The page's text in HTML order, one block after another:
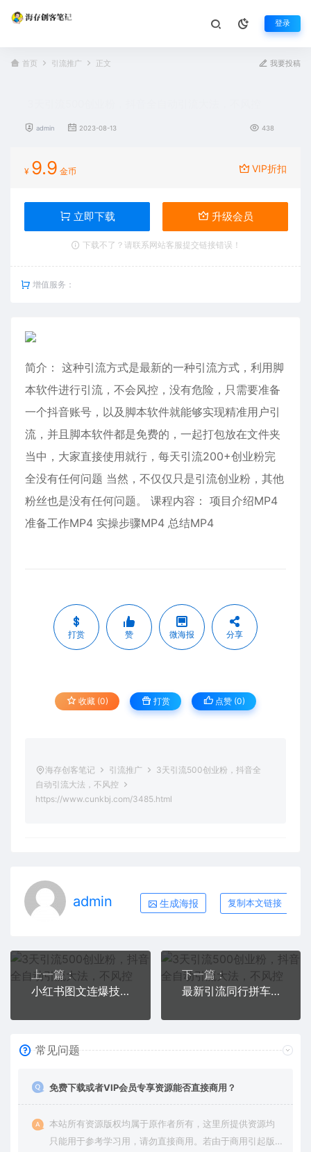
登录
首页 引流推广 正文 我要投稿
admin 2023-08-13 438
¥ 9.9 金币 VIP折扣
立即下载 升级会员
下载不了？请联系网站客服提交链接错误！
增值服务：
简介： 这种引流方式是最新的一种引流方式，利用脚
本软件进行引流，不会风控，没有危险，只需要准备
一个抖音账号，以及脚本软件就能够实现精准用户引
流，并且脚本软件都是免费的，一起打包放在文件夹
当中，大家直接使用就行，每天引流200+创业粉完
全没有任何问题 当然，不仅仅只是引流创业粉，其他
粉丝也是没有任何问题。 课程内容： 项目介绍MP4
准备工作MP4 实操步骤MP4 总结MP4
打赏 赞 微海报 分享
收藏 (0) 打赏 点赞 (0)
海存创客笔记 引流推广
3天引流500创业粉，抖音全
自动引流大法，不风控
https://www.cunkbj.com/3485.html
admin 生成海报 复制本文链接
上一篇：
小红书图文连爆技巧 适合矩阵操作 30秒制作一个原创图文
下一篇：
最新引流同行拼车群合伙拼车找博主日引百人新玩法
常见问题
免费下载或者VIP会员专享资源能否直接商用？
本站所有资源版权均属于原作者所有，这里所提供资源均
只能用于参考学习用，请勿直接商用。若由于商用引起版